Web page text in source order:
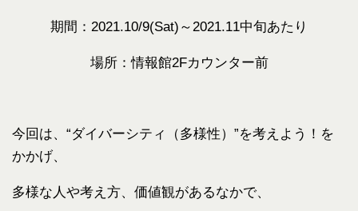
期間：2021.10/9(Sat)～2021.11中旬あたり
場所：情報館2Fカウンター前
今回は、“ダイバーシティ（多様性）”を考えよう！を
かかげ、
多様な人や考え方、価値観があるなかで、